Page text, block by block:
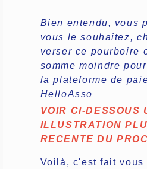
Bien entendu, vous
vous le souhaitez,
verser ce pourboire
somme moindre
la plateforme de
HelloAsso
VOIR CI-DESSOUS
ILLUSTRATION
RECENTE DU
Voilà, c'est fait vous